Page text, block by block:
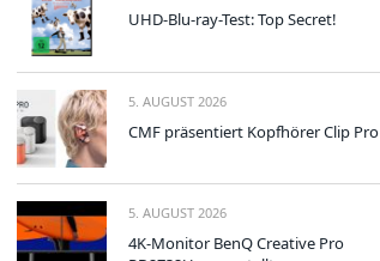
UHD-Blu-ray-Test: Top Secret!
5. AUGUST 2026
CMF präsentiert Kopfhörer Clip Pro
5. AUGUST 2026
4K-Monitor BenQ Creative Pro